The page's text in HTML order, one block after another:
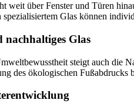
weit über Fenster und Türen
Glas können
nachhaltiges Glas
steigt auch die
des ökologischen Fußabdrucks